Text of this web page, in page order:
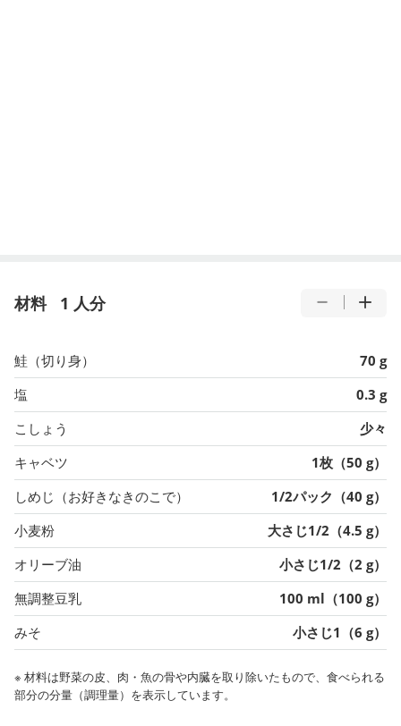
材料 1 人分
鮭（切り身）
70 g
塩
0.3 g
こしょう
少々
キャベツ
1枚（50 g）
しめじ（お好きなきのこで）
1/2パック（40 g）
小麦粉
大さじ1/2（4.5 g）
オリーブ油
小さじ1/2（2 g）
無調整豆乳
100 ml（100 g）
みそ
小さじ1（6 g）
※ 材料は野菜の皮、肉・魚の骨や内臓を取り除いたもので、食べられる
部分の分量（調理量）を表示しています。